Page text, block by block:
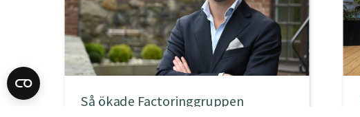
Så ökade Factoringgruppen